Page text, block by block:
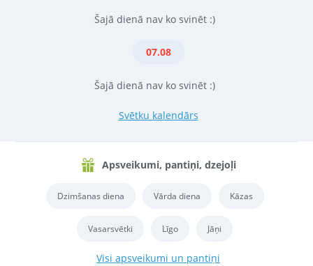
Šajā dienā nav ko svinēt :)
07.08
Šajā dienā nav ko svinēt :)
Svētku kalendārs
Apsveikumi, pantiņi, dzejoļi
Dzimšanas diena Vārda diena Kāzas
Vasarsvētki Līgo Jāņi
Visi apsveikumi un pantiņi